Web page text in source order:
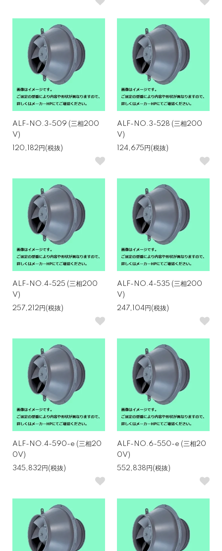
ALF-NO.3-509 (三相200
V)
120,182円(税抜)
ALF-NO.3-528 (三相200
V)
124,675円(税抜)
ALF-NO.4-525 (三相200
V)
257,212円(税抜)
ALF-NO.4-535 (三相200
V)
247,104円(税抜)
ALF-NO.4-590-e (三相20
0V)
345,832円(税抜)
ALF-NO.6-550-e (三相20
0V)
552,838円(税抜)